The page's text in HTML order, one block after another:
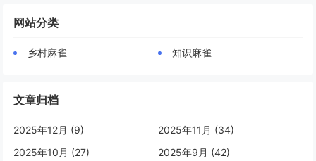
网站分类
乡村麻雀 知识麻雀
文章归档
2025年12月 (9)
2025年11月 (34)
2025年10月 (27)
2025年9月 (42)